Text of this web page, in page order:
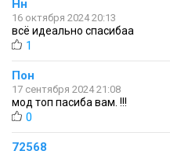
Нн
16 октября 2024 20:13
всё идеально спасибаа
1
Пон
17 сентября 2024 21:08
мод топ пасиба вам. !!!
0
72568